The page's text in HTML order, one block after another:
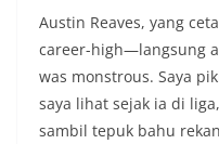
Austin Reaves, yang
career-high—langsung
was monstrous. Saya
saya lihat sejak ia di
sambil tepuk bahu